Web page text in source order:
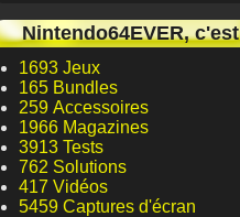
Nintendo64EVER, c'est
1693 Jeux
165 Bundles
259 Accessoires
1966 Magazines
3913 Tests
762 Solutions
417 Vidéos
5459 Captures d'écran